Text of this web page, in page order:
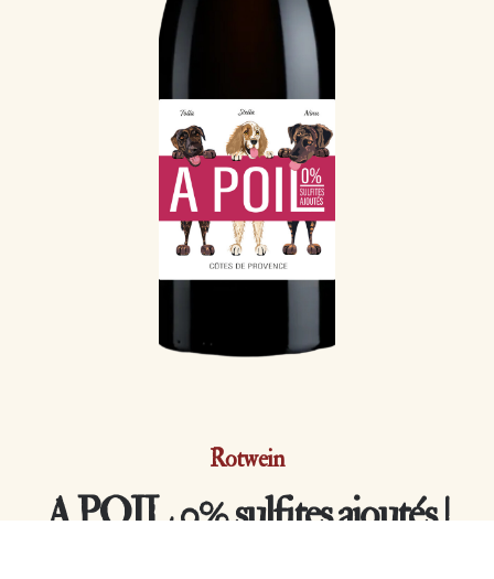
Rotwein
A POIL 0% sulfites ajoutés |